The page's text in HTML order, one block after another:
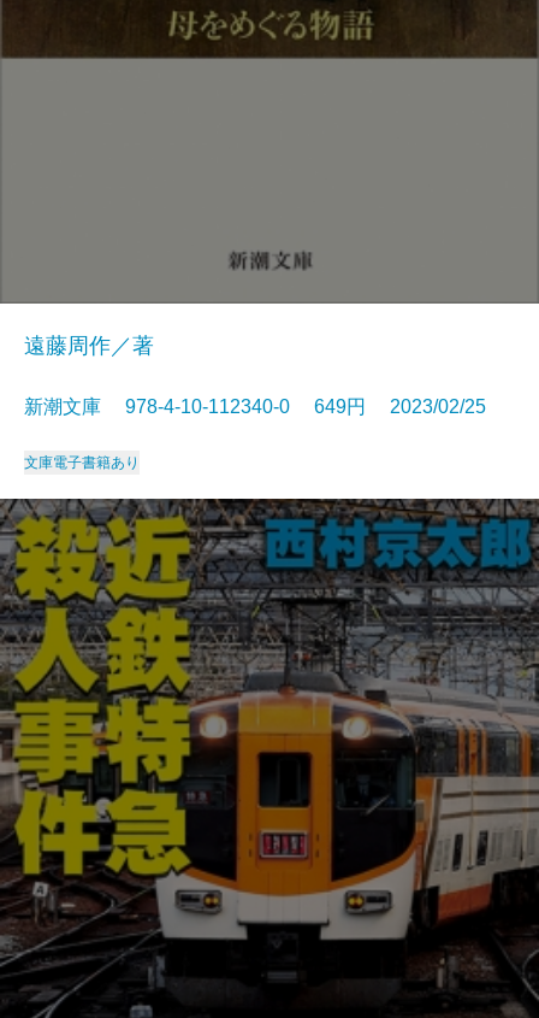
遠藤周作／著
新潮文庫 978-4-10-112340-0 649円 2023/02/25
文庫電子書籍あり